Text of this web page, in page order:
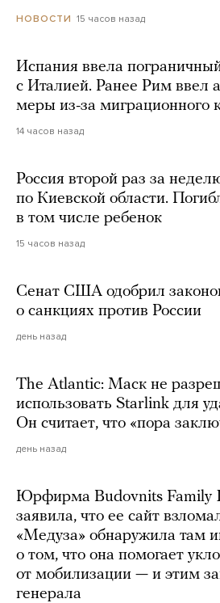
НОВОСТИ 15 часов назад
Испания ввела
с Италией. Ранее Рим ввел
меры из-за миграционного
14 часов назад
Россия второй раз за
по Киевской области.
в том числе ребенок
15 часов назад
Сенат США одобрил
о санкциях против России
день назад
The Atlantic: Маск не
использовать Starlink для
Он считает, что «пора
день назад
Юрфирма Budovnits Family
заявила, что ее сайт
«Медуза» обнаружила там
о том, что она помогает
от мобилизации — и этим
генерала